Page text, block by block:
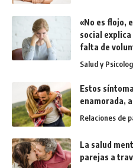
«No es flojo,
social explica
falta de
Salud y
Estos
enamorada,
Relaciones de
La salud
parejas a